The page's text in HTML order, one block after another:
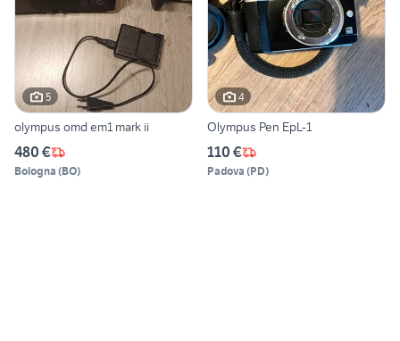
5
olympus omd em1 mark ii
480 €
Bologna (BO)
4
Olympus Pen EpL-1
110 €
Padova (PD)